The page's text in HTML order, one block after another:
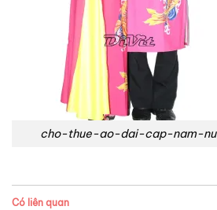
cho-thue-ao-dai-cap-nam-nu
Có liên quan